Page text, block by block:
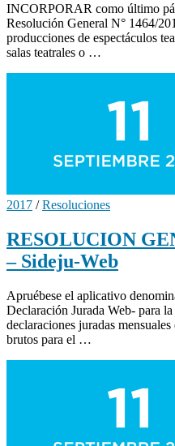
INCORPORAR como último
Resolución General N° 1464/
producciones de espectáculos
salas teatrales o …
2017 /Resoluciones
RESOLUCION
– Sideju-Web
Apruébese el aplicativo
Declaración Jurada Web- para
declaraciones juradas
brutos para el …